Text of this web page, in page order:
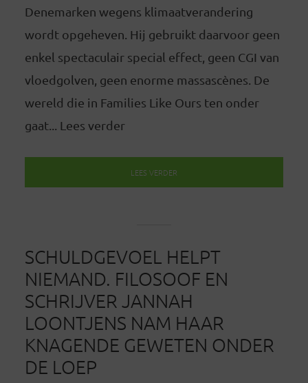
Denemarken wegens klimaatverandering
wordt opgeheven. Hij gebruikt daarvoor geen
enkel spectaculair special effect, geen CGI van
vloedgolven, geen enorme massascènes. De
wereld die in Families Like Ours ten onder
gaat... Lees verder
LEES VERDER
SCHULDGEVOEL HELPT
NIEMAND. FILOSOOF EN
SCHRIJVER JANNAH
LOONTJENS NAM HAAR
KNAGENDE GEWETEN ONDER
DE LOEP